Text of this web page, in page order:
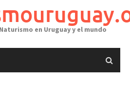
en Uruguay y el mundo